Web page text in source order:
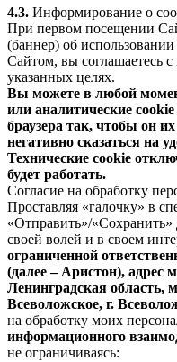
4.3. Информирование о
При первом посещении
(баннер) об
Сайтом, вы соглашаетесь
указанных целях.
Вы можете в любой
или аналитические
браузера так, чтобы он
негативно сказаться на
Технические cookie
будет работать.
Согласие на обработку
Проставляя «галочку» в
«Отправить»/«Сохранить»
своей волей и в своем
ограниченной
(далее – Аристон), адрес
Ленинградская область,
Всеволожское, г.
на обработку моих
информационного
не ограничиваясь: